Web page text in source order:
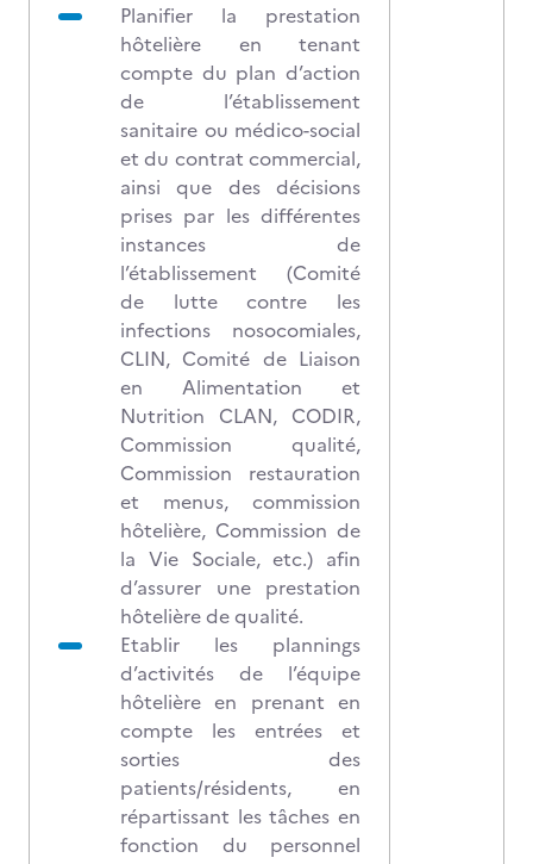
Planifier la prestation
hôtelière en tenant
compte du plan d’action
de l’établissement
sanitaire ou médico-social
et du contrat commercial,
ainsi que des décisions
prises par les différentes
instances de
l’établissement (Comité
de lutte contre les
infections nosocomiales,
CLIN, Comité de Liaison
en Alimentation et
Nutrition CLAN, CODIR,
Commission qualité,
Commission restauration
et menus, commission
hôtelière, Commission de
la Vie Sociale, etc.) afin
d’assurer une prestation
hôtelière de qualité.
Etablir les plannings
d’activités de l’équipe
hôtelière en prenant en
compte les entrées et
sorties des
patients/résidents, en
répartissant les tâches en
fonction du personnel